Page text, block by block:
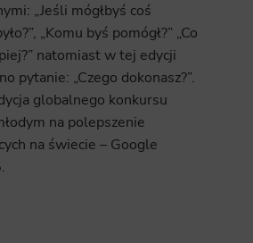
may be of interest to the user based on browsing history and
with files installed while browsing other websites,
„Jeśli mógłbyś coś
„Komu byś pomógł?” „Co
natomiast w tej edycji
pytanie: „Czego dokonasz?”.
globalnego konkursu
na polepszenie
na świecie – Google